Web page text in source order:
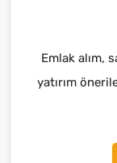
Emlak alım,
yatırım